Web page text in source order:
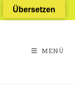
MENÜ
Übersetzen